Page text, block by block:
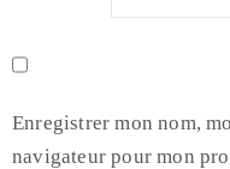
Enregistrer mon nom,
navigateur pour mon